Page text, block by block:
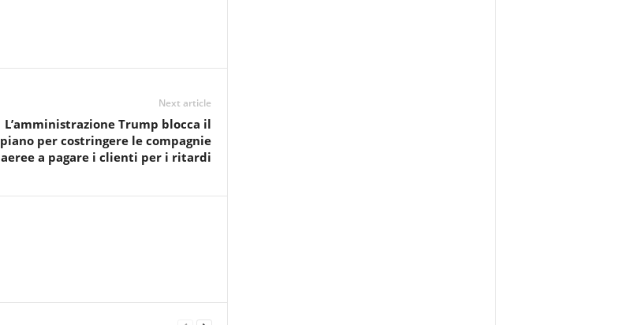
Next article
L’amministrazione Trump blocca il
piano per costringere le compagnie
aeree a pagare i clienti per i ritardi